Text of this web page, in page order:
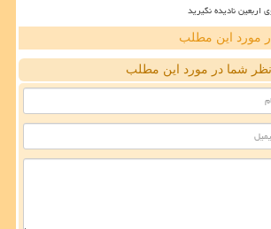
اربعین نادیده نگیرید
مورد این مطلب
نظر شما در مورد این مطلب